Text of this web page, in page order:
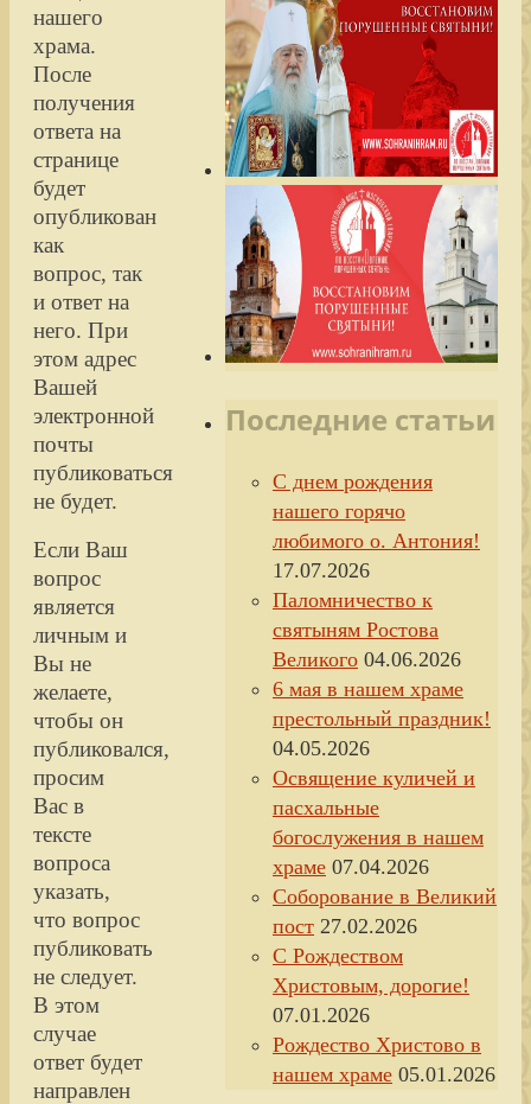
нашего
храма.
После
получения
ответа на
странице
будет
опубликован
как
вопрос, так
и ответ на
него. При
этом адрес
Вашей
электронной
почты
публиковаться
не будет.
Если Ваш
вопрос
является
личным и
Вы не
желаете,
чтобы он
публиковался,
просим
Вас в
тексте
вопроса
указать,
что вопрос
публиковать
не следует.
В этом
случае
ответ будет
направлен
Последние статьи
С днем рождения
нашего горячо
любимого о. Антония!
17.07.2026
Паломничество к
святыням Ростова
Великого 04.06.2026
6 мая в нашем храме
престольный праздник!
04.05.2026
Освящение куличей и
пасхальные
богослужения в нашем
храме 07.04.2026
Соборование в Великий
пост 27.02.2026
С Рождеством
Христовым, дорогие!
07.01.2026
Рождество Христово в
нашем храме 05.01.2026